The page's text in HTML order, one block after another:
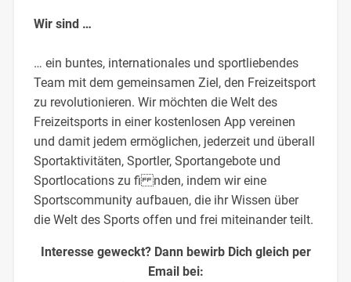
Wir sind …
… ein buntes, internationales und sportliebendes
Team mit dem gemeinsamen Ziel, den Freizeitsport
zu revolutionieren. Wir möchten die Welt des
Freizeitsports in einer kostenlosen App vereinen
und damit jedem ermöglichen, jederzeit und überall
Sportaktivitäten, Sportler, Sportangebote und
Sportlocations zu fi nden, indem wir eine
Sportscommunity aufbauen, die ihr Wissen über
die Welt des Sports offen und frei miteinander teilt.
Interesse geweckt? Dann bewirb Dich gleich per
Email bei: